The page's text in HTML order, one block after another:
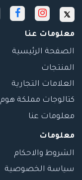
معلومات عنا
الصفحة الرئيسية
المنتجات
العلامات التجارية
كتالوجات مملكة هوم
معلومات عنا
معلومات
الشروط والاحكام
سياسة الخصوصية